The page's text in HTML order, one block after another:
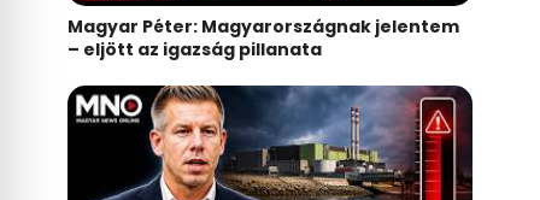
Magyar Péter: Magyarországnak jelentem
– eljött az igazság pillanata